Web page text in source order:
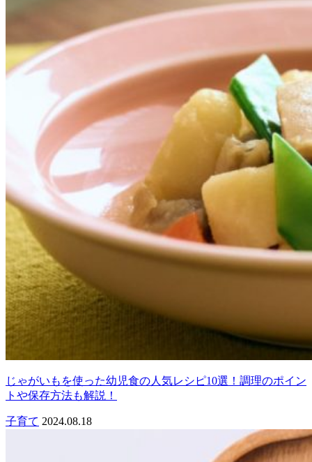
じゃがいもを使った幼児食の人気レシピ10選！調理のポイン
トや保存方法も解説！
子育て 2024.08.18